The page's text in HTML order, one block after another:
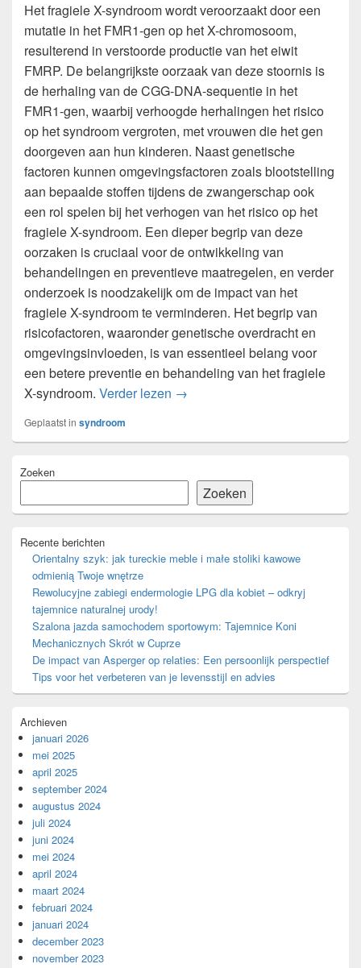
Het fragiele X-syndroom wordt veroorzaakt door een
mutatie in het FMR1-gen op het X-chromosoom,
resulterend in verstoorde productie van het eiwit
FMRP. De belangrijkste oorzaak van deze stoornis is
de herhaling van de CGG-DNA-sequentie in het
FMR1-gen, waarbij verhoogde herhalingen het risico
op het syndroom vergroten, met vrouwen die het gen
doorgeven aan hun kinderen. Naast genetische
factoren kunnen omgevingsfactoren zoals blootstelling
aan bepaalde stoffen tijdens de zwangerschap ook
een rol spelen bij het verhogen van het risico op het
fragiele X-syndroom. Een dieper begrip van deze
oorzaken is cruciaal voor de ontwikkeling van
behandelingen en preventieve maatregelen, en verder
onderzoek is noodzakelijk om de impact van het
fragiele X-syndroom te verminderen. Het begrip van
risicofactoren, waaronder genetische overdracht en
omgevingsinvloeden, is van essentieel belang voor
een betere preventie en behandeling van het fragiele
X-syndroom. Verder lezen Het fragiele X-syndroom:
→
Geplaatst in syndroom
zijbalk
gebied
Zoeken
Zoeken
Recente berichten
Orientalny szyk: jak tureckie meble i małe stoliki kawowe
odmienią Twoje wnętrze
Rewolucyjne zabiegi endermologie LPG dla kobiet – odkryj
tajemnice naturalnej urody!
Szalona jazda samochodem sportowym: Tajemnice Koni
Mechanicznych Skrót w Cuprze
De impact van Asperger op relaties: Een persoonlijk perspectief
Tips voor het verbeteren van je levensstijl en advies
Archieven
januari 2026
mei 2025
april 2025
september 2024
augustus 2024
juli 2024
juni 2024
mei 2024
april 2024
maart 2024
februari 2024
januari 2024
december 2023
november 2023